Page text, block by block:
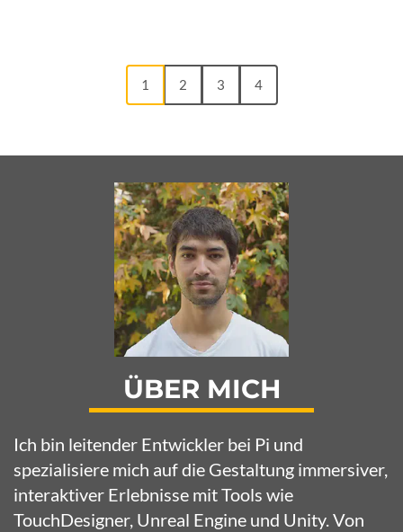
1 2 3 4
ÜBER MICH
Ich bin leitender Entwickler bei Pi und
spezialisiere mich auf die Gestaltung immersiver,
interaktiver Erlebnisse mit Tools wie
TouchDesigner, Unreal Engine und Unity. Von